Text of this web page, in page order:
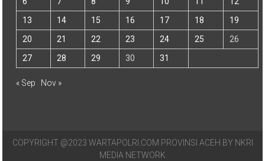
13
14 15 16 17 18
19
20
21 22 23 24 25
26
27
28 29 30 31
« Sep Nov »
COPYRIGHT @2023 WARTAPOLRI.COM PROVINSI ACEH BY NKRI
MEDIA NETWORK